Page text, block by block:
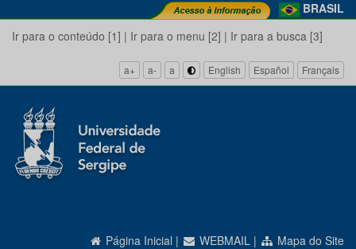
BRASIL
Ir para o conteúdo [1] | Ir para o menu [2] | Ir para a busca [3]
a+ a- a English Español Français
Página Inicial | WEBMAIL | Mapa do Site